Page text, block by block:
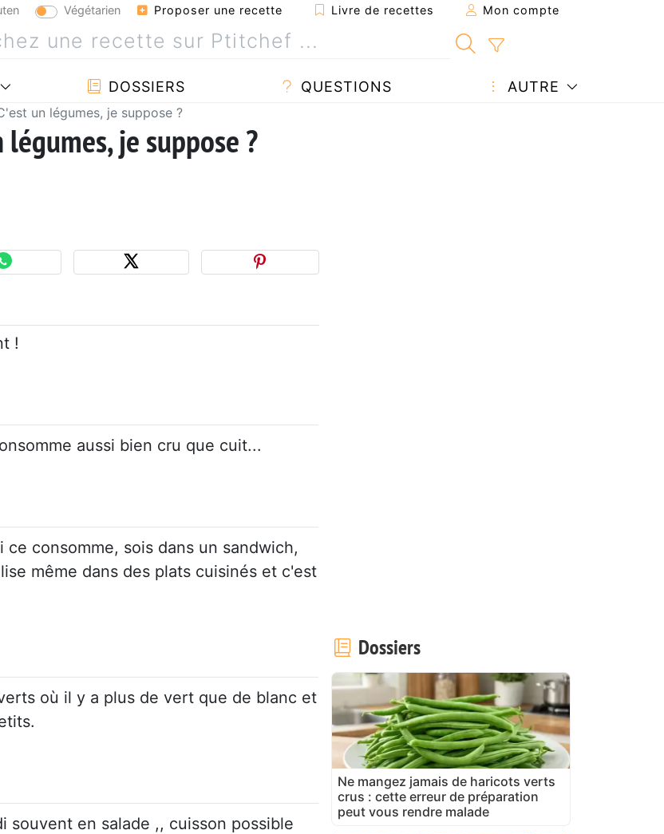
Végétarien Proposer une recette Livre de recettes Mon compte
DOSSIERS QUESTIONS AUTRE
un légumes, je suppose ?
je suppose ?
!
aussi bien cru que cuit...
consomme, sois dans un sandwich,
même dans des plats cuisinés et c'est
où il y a plus de vert que de blanc et
souvent en salade ,, cuisson possible
Dossiers
Ne mangez jamais de haricots verts
crus : cette erreur de préparation
peut vous rendre malade